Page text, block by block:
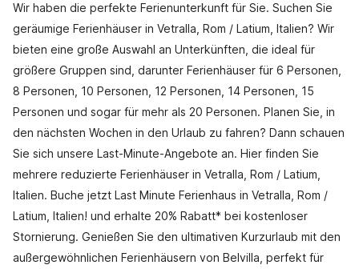
Wir haben die perfekte Ferienunterkunft für Sie. Suchen Sie
geräumige Ferienhäuser in Vetralla, Rom / Latium, Italien? Wir
bieten eine große Auswahl an Unterkünften, die ideal für
größere Gruppen sind, darunter Ferienhäuser für 6 Personen,
8 Personen, 10 Personen, 12 Personen, 14 Personen, 15
Personen und sogar für mehr als 20 Personen. Planen Sie, in
den nächsten Wochen in den Urlaub zu fahren? Dann schauen
Sie sich unsere Last-Minute-Angebote an. Hier finden Sie
mehrere reduzierte Ferienhäuser in Vetralla, Rom / Latium,
Italien. Buche jetzt Last Minute Ferienhaus in Vetralla, Rom /
Latium, Italien! und erhalte 20% Rabatt* bei kostenloser
Stornierung. Genießen Sie den ultimativen Kurzurlaub mit den
außergewöhnlichen Ferienhäusern von Belvilla, perfekt für